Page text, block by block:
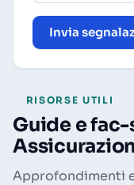
Invia
RISORSE UTILI
Guide e
Approfondimenti